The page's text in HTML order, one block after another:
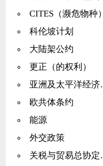
CITES（濒危物种）
科伦坡计划
大陆架公约
更正（的权利）
亚洲及太平洋经济社会委员会（亚太经社会）
欧共体条约
能源
外交政策
关税与贸易总协定（GATT）